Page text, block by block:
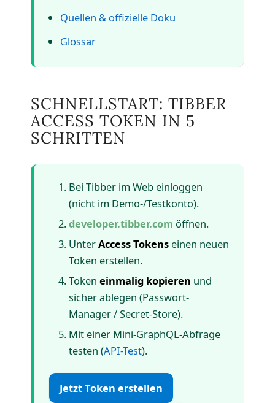
Quellen & offizielle Doku
Glossar
SCHNELLSTART: TIBBER
ACCESS TOKEN IN 5
SCHRITTEN
Bei Tibber im Web einloggen
(nicht im Demo-/Testkonto).
developer.tibber.com öffnen.
UnterAccess Tokenseinen neuen
Token erstellen.
Token einmalig kopieren und
sicher ablegen (Passwort-
Manager / Secret-Store).
Mit einer Mini-GraphQL-Abfrage
testen (API-Test).
Jetzt Token erstellen